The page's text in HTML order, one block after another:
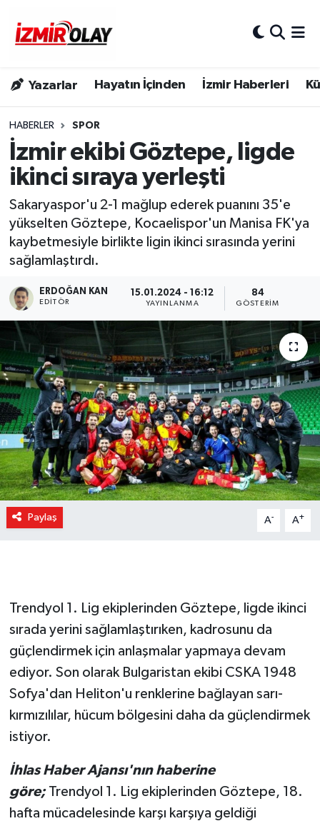
Yazarlar Hayatın İçinden İzmir Haberleri
HABERLER SPOR
İzmir ekibi Göztepe, ligde
ikinci sıraya yerleşti
Sakaryaspor'u 2-1 mağlup ederek puanını 35'e
yükselten Göztepe, Kocaelispor'un Manisa FK'ya
kaybetmesiyle birlikte ligin ikinci sırasında yerini
sağlamlaştırdı.
ERDOĞAN KAN
EDITÖR
15.01.2024 - 16:12
YAYINLANMA
84
GÖSTERIM
Paylaş A- A+
Trendyol 1. Lig ekiplerinden Göztepe, ligde ikinci
sırada yerini sağlamlaştırıken, kadrosunu da
güçlendirmek için anlaşmalar yapmaya devam
ediyor. Son olarak Bulgaristan ekibi CSKA 1948
Sofya'dan Heliton'u renklerine bağlayan sarı-
kırmızılılar, hücum bölgesini daha da güçlendirmek
istiyor.
İhlas Haber Ajansı'nın haberine
göre; Trendyol 1. Lig ekiplerinden Göztepe, 18.
hafta mücadelesinde karşı karşıya geldiği
Konak Trafik Yoğunluk Haritası
Süper Lig Puan Durumu ve Fikstür
Tüm Manşetler
Son Dakika Haberleri
Haber Arşivi